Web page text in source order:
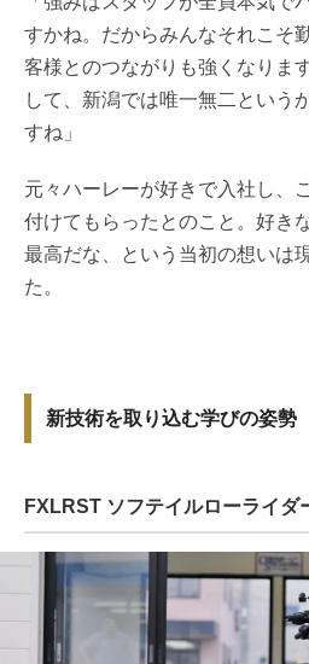
すかね。だからみんなそれこそ
客様とのつながりも強くなりま
して、新潟では唯一無二という
すね」
元々ハーレーが好きで入社し、
付けてもらったとのこと。好き
最高だな、という当初の想いは
た。
新技術を取り込む学びの姿勢
FXLRST ソフテイルローライダ